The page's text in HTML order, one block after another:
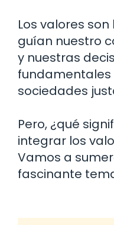
Los valores
guían nuestro
y nuestras
sociedades
Pero, ¿qué
integrar los
Vamos a
fascinante